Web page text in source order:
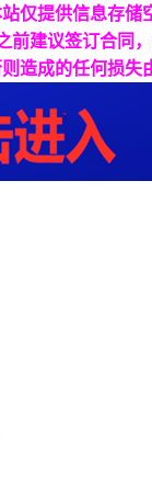
仅提供信息存
前建议签订合同
造成的任何损失